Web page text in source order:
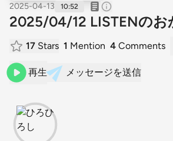
2025-04-13 10:52
2025/04/12 LISTENのお
17 Stars 1 Mention 4 Comments
再生 メッセージを送信